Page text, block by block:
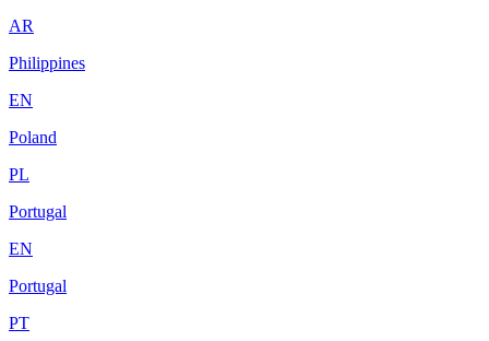
AR
Philippines
EN
Poland
PL
Portugal
EN
Portugal
PT